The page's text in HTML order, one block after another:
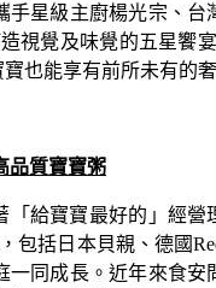
星級主廚楊光宗、
視覺及味覺的五星饗
也能享有前所未有的奢
品質寶寶粥
「給寶寶最好的」經
包括日本貝親、德國
一同成長。近年來食